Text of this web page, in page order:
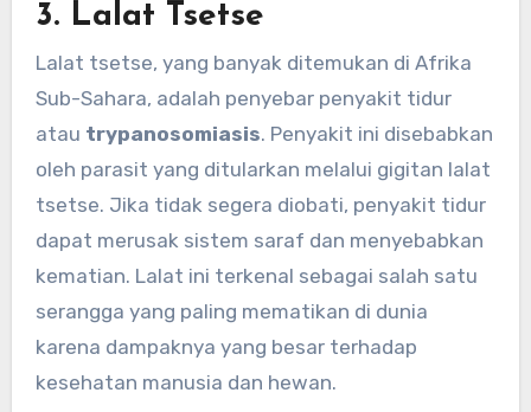
3. Lalat Tsetse
Lalat tsetse, yang banyak ditemukan di Afrika
Sub-Sahara, adalah penyebar penyakit tidur
atau trypanosomiasis. Penyakit ini disebabkan
oleh parasit yang ditularkan melalui gigitan lalat
tsetse. Jika tidak segera diobati, penyakit tidur
dapat merusak sistem saraf dan menyebabkan
kematian. Lalat ini terkenal sebagai salah satu
serangga yang paling mematikan di dunia
karena dampaknya yang besar terhadap
kesehatan manusia dan hewan.